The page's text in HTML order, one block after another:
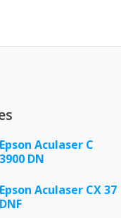
Epson Aculaser C
3900 DN
Epson Aculaser CX 37
DNF